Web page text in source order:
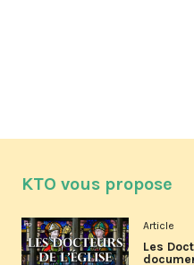
KTO vous propose
Article
Les